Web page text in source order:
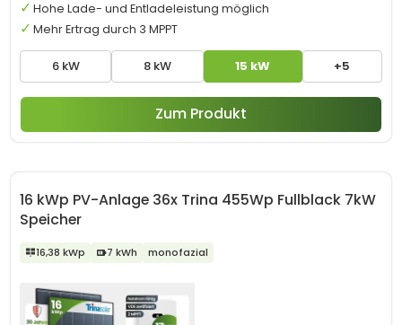
6 kW 8 kW 15 kW +5
Hohe Lade- und Entladeleistung möglich
Mehr Ertrag durch 3 MPPT
Zum Produkt
16 kWp PV-Anlage 36x Trina 455Wp Fullblack 7kW
Speicher
16,38 kWp 7 kWh monofazial